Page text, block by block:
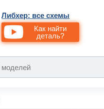
Либхер: все схемы
Как найти
деталь?